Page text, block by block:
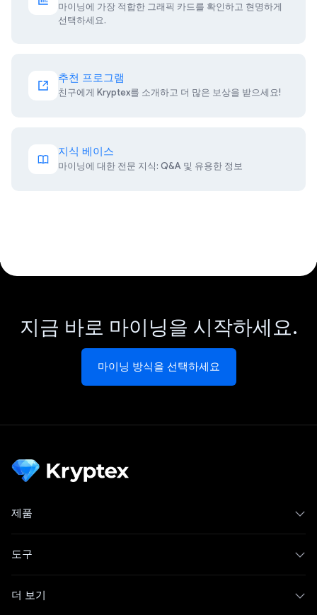
마이닝에 가장 적합한 그래픽 카드를 확인하고 현명하게
선택하세요.
추천 프로그램
친구에게 Kryptex를 소개하고 더 많은 보상을 받으세요!
지식 베이스
마이닝에 대한 전문 지식: Q&A 및 유용한 정보
지금 바로 마이닝을 시작하세요.
마이닝 방식을 선택하세요
제품
도구
더 보기